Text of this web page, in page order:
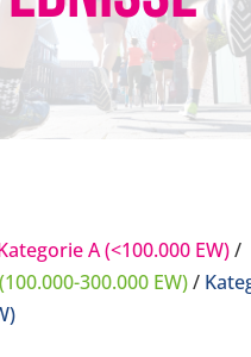
A (<100.000 EW)/
300.000 EW)/